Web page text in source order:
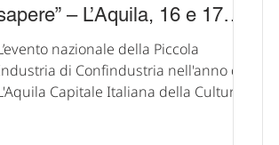
– L’Aquila, 16 e 17
2026. Opportunità
sponsorizzazione.
nazionale della Piccola
di Confindustria nell'anno di
Capitale Italiana della Cultura